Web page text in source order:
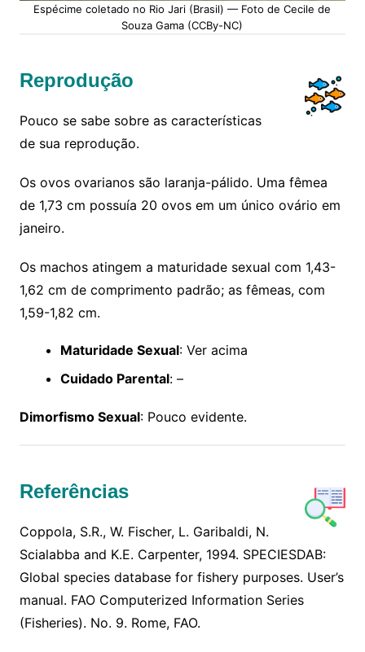
Espécime coletado no Rio Jari (Brasil) — Foto de Cecile de
Souza Gama (CCBy-NC)
Reprodução
Pouco se sabe sobre as características
de sua reprodução.
Os ovos ovarianos são laranja-pálido. Uma fêmea
de 1,73 cm possuía 20 ovos em um único ovário em
janeiro.
Os machos atingem a maturidade sexual com 1,43-
1,62 cm de comprimento padrão; as fêmeas, com
1,59-1,82 cm.
Maturidade Sexual: Ver acima
Cuidado Parental: –
Dimorfismo Sexual: Pouco evidente.
Referências
Coppola, S.R., W. Fischer, L. Garibaldi, N.
Scialabba and K.E. Carpenter, 1994. SPECIESDAB:
Global species database for fishery purposes. User’s
manual. FAO Computerized Information Series
(Fisheries). No. 9. Rome, FAO.